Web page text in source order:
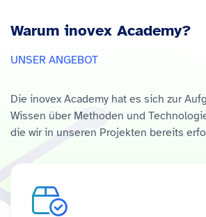
Christoph Erhardt seit 2007;
akademischen Lehre und seit
Weitere Trainings mit Dr.
Warum inovex Academy?
UNSER ANGEBOT
Die inovex Academy hat es sich zur
Wissen über Methoden und
die wir in unseren Projekten bereits